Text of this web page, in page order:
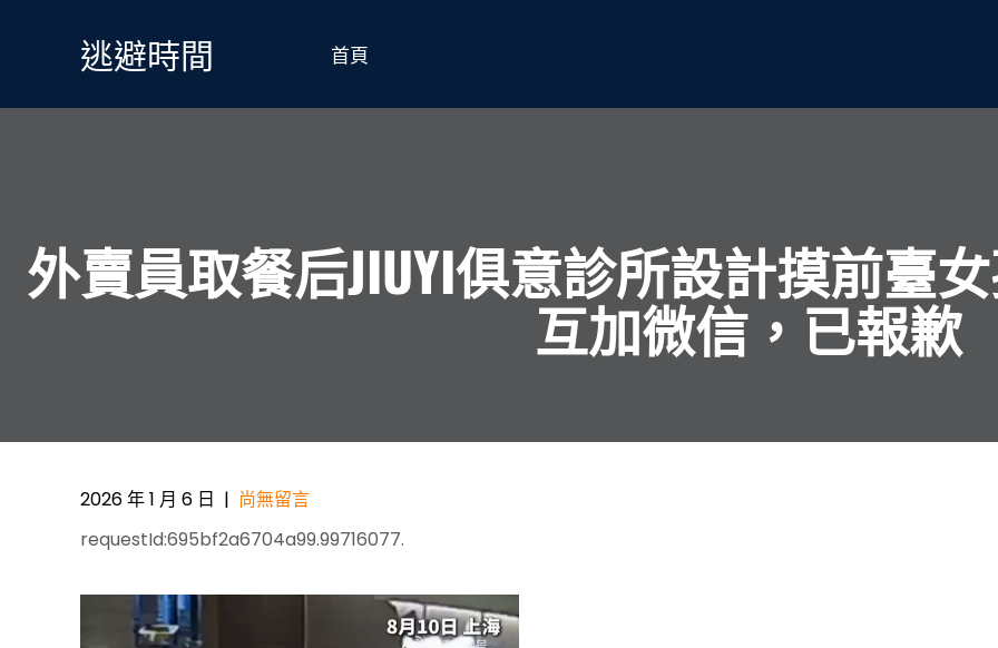
逃避時間 首頁
外賣員取餐后JIUYI俱意診所設計摸前臺
互加微信，已報歉
2026 年 1 月 6 日 | 尚無留言
requestId:695bf2a6704a99.99716077.